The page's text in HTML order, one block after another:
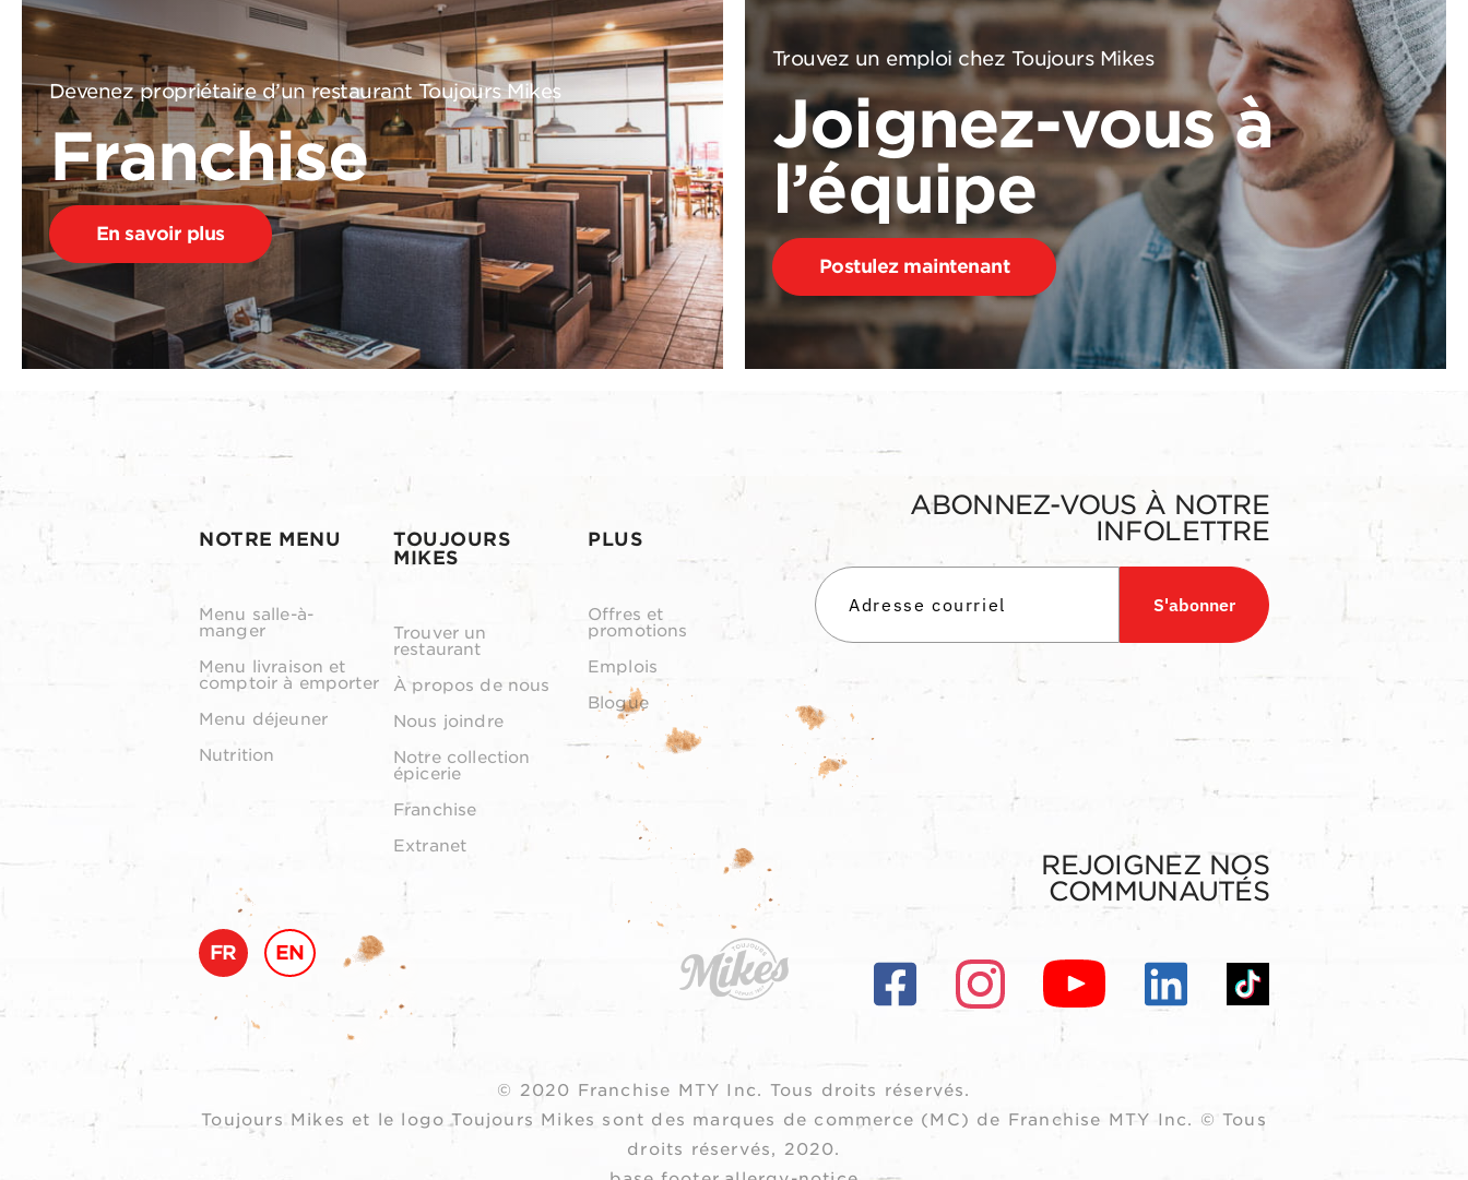
Devenez propriétaire d’un restaurant Toujours Mikes
Franchise
En savoir plus
Trouvez un emploi chez Toujours Mikes
Joignez-vous à
l’équipe
Postulez maintenant
NOTRE MENU
Menu salle-à-
manger
Menu livraison et
comptoir à emporter
Menu déjeuner
Nutrition
TOUJOURS
MIKES
Trouver un
restaurant
À propos de nous
Nous joindre
Notre collection
épicerie
Franchise
Extranet
PLUS
Offres et
promotions
Emplois
Blogue
ABONNEZ-VOUS À NOTRE
INFOLETTRE
S'abonner
FR EN
REJOIGNEZ NOS
COMMUNAUTÉS
© 2020 Franchise MTY Inc. Tous droits réservés.
Toujours Mikes et le logo Toujours Mikes sont des marques de commerce (MC) de Franchise MTY Inc. © Tous
droits réservés, 2020.